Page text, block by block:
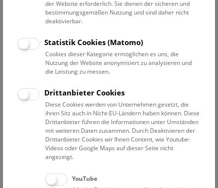
1.2.2026
Datum auswählen
Erweiterte Suche
Filter zurücksetzen
1. Februar 2026
10:30 – 11:15
DinoShow
Zeitreise durch die Welt der Saurier
Multimedia-Showauf Deck 50 macht es möglich, die
der Website erforderlich. Sie dienen der sicheren und
bestimmungsgemäßen Nutzung und sind daher nicht
deaktivierbar.
Statistik Cookies (Matomo)
Cookies dieser Kategorie ermöglichen es uns, die
Nutzung der Website anonymisiert zu analysieren und
die Leistung zu messen.
Drittanbieter Cookies
Diese Cookies werden von Unternehmen gesetzt, die
ihren Sitz auch in Nicht-EU-Ländern haben können. Diese
Drittanbieter führen die Informationen unter Umständen
mit weiteren Daten zusammen. Durch Deaktivieren der
Drittanbieter Cookies wir Ihnen Content, wie Youtube-
Videos oder Google Maps auf dieser Seite nicht
angezeigt.
YouTube